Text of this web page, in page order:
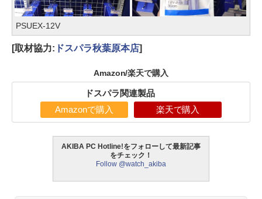
PSUEX-12V
[取材協力: ドスパラ秋葉原本店]
Amazon/楽天で購入
ドスパラ関連製品
Amazonで購入 楽天で購入
AKIBA PC Hotline!をフォローして最新記事
をチェック！
Follow @watch_akiba